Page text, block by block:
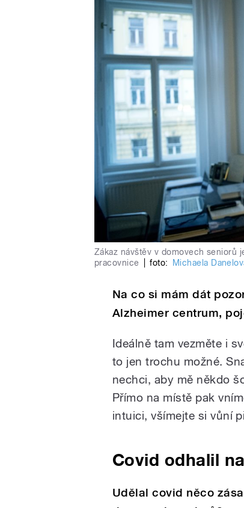
Zákaz návštěv v domovech seniorů
pracovnice
foto: Michaela
Na co si mám dát
Alzheimer centrum,
Ideálně tam vezměte i
to jen trochu možné.
nechci, aby mě někdo
Přímo na místě pak
intuici, všímejte si vůní
Covid odhalil
Udělal covid něco